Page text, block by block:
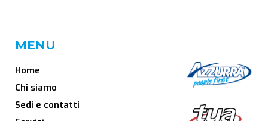
MENU
Home
Chi siamo
Sedi e contatti